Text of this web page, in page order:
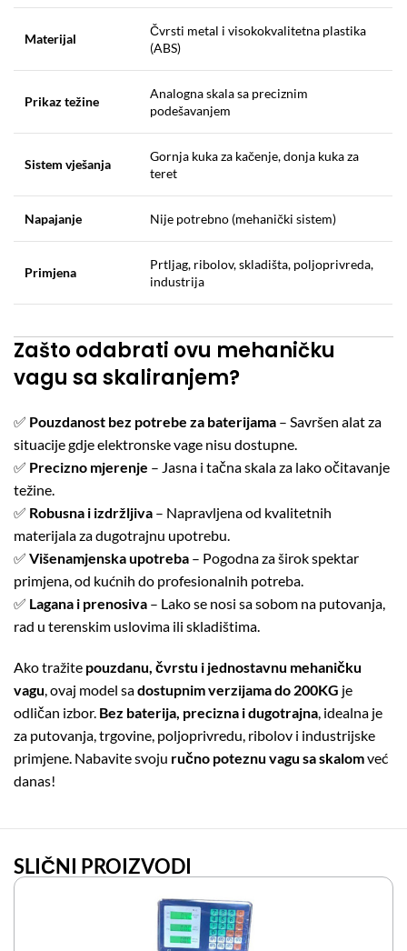
Materijal
Čvrsti metal i visokokvalitetna plastika
(ABS)
Prikaz težine
Analogna skala sa preciznim
podešavanjem
Sistem vješanja
Gornja kuka za kačenje, donja kuka za
teret
Napajanje Nije potrebno (mehanički sistem)
Primjena
Prtljag, ribolov, skladišta, poljoprivreda,
industrija
Zašto odabrati ovu mehaničku
vagu sa skaliranjem?
✅ Pouzdanost bez potrebe za baterijama – Savršen alat za
situacije gdje elektronske vage nisu dostupne.
✅ Precizno mjerenje – Jasna i tačna skala za lako očitavanje
težine.
✅ Robusna i izdržljiva – Napravljena od kvalitetnih
materijala za dugotrajnu upotrebu.
✅ Višenamjenska upotreba – Pogodna za širok spektar
primjena, od kućnih do profesionalnih potreba.
✅ Lagana i prenosiva – Lako se nosi sa sobom na putovanja,
rad u terenskim uslovima ili skladištima.
Ako tražite pouzdanu, čvrstu i jednostavnu mehaničku
vagu, ovaj model sadostupnim verzijama do 200KG je
odličan izbor. Bez baterija, precizna i dugotrajna, idealna je
za putovanja, trgovine, poljoprivredu, ribolov i industrijske
primjene. Nabavite svoju ručno poteznu vagu sa skalomveć
danas!
SLIČNI PROIZVODI